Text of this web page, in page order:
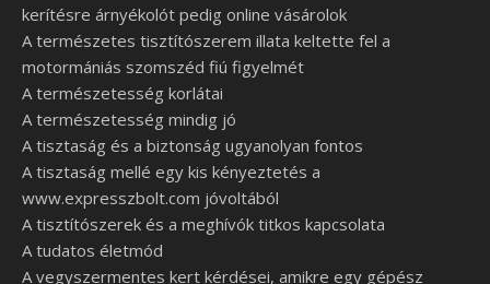
kerítésre árnyékolót pedig online vásárolok
A természetes tisztítószerem illata keltette fel a
motormániás szomszéd fiú figyelmét
A természetesség korlátai
A természetesség mindig jó
A tisztaság és a biztonság ugyanolyan fontos
A tisztaság mellé egy kis kényeztetés a
www.expresszbolt.com jóvoltából
A tisztítószerek és a meghívók titkos kapcsolata
A tudatos életmód
A vegyszermentes kert kérdései, amikre egy gépész